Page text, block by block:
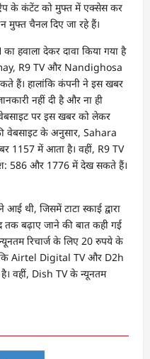
के कंटेंट को मुफ्त में एक्सेस कर
मुफ्त चैनल दिए जा रहे हैं।
हवाला देकर दावा किया गया है
R9 TV और Nandighosa
हैं। हालांकि कंपनी ने इस खबर
नहीं दी है और ना ही
पर इस खबर को लेकर
की वेबसाइट के अनुसार, Sahara
1157 में आता है। वहीं, R9 TV
586 और 1776 में देख सकते हैं।
थी, जिसमें टाटा स्काई द्वारा
तक बढ़ाए जाने की बात कही गई
रिचार्ज के लिए 20 रुपये के
कि Airtel Digital TV और D2h
वहीं, Dish TV के न्यूनतम